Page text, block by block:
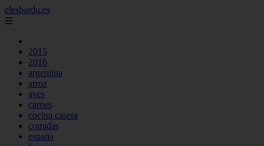
elesbardu.es
☰
2015
2016
argentina
arroz
aves
carnes
cocina casera
comidas
espana